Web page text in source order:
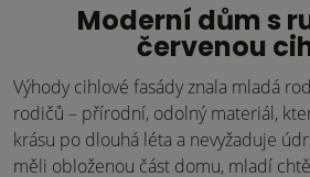
Moderní dům s
červenou
Výhody cihlové fasády znala mladá
rodičů – přírodní, odolný materiál,
krásu po dlouhá léta a nevyžaduje
měli obloženou část domu, mladí